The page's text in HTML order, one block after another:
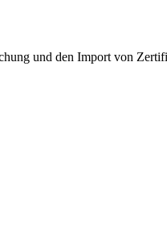
und den Import von